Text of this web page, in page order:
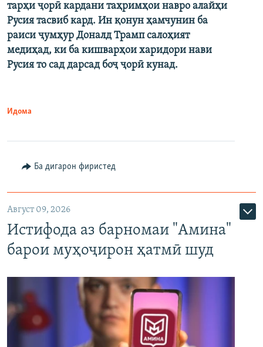
тарҳи ҷорӣ кардани таҳримҳои навро алайҳи
Русия тасвиб кард. Ин қонун ҳамчунин ба
раиси ҷумҳур Доналд Трамп салоҳият
медиҳад, ки ба кишварҳои харидори нави
Русия то сад дарсад боҷ ҷорӣ кунад.
Идома
Ба дигарон фиристед
Август 09, 2026
Истифода аз барномаи "Амина"
барои муҳоҷирон ҳатмӣ шуд